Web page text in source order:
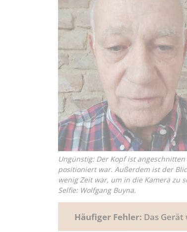
Ungünstig: Der Kopf ist
positioniert war. Außerdem ist der
wenig Zeit war, um in die Kamera zu
Selfie: Wolfgang Buyna.
Häufiger Fehler: Das